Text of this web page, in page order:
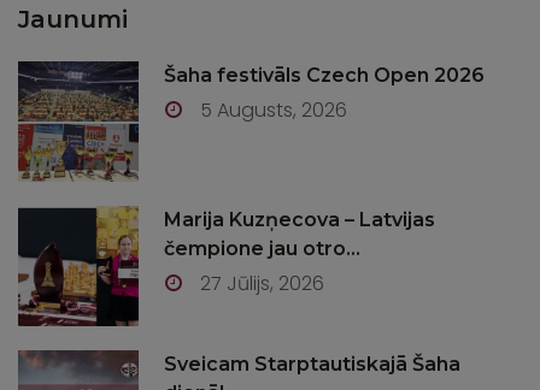
Jaunumi
Šaha festivāls Czech Open 2026
5 Augusts, 2026
Marija Kuzņecova – Latvijas
čempione jau otro...
27 Jūlijs, 2026
Sveicam Starptautiskajā Šaha